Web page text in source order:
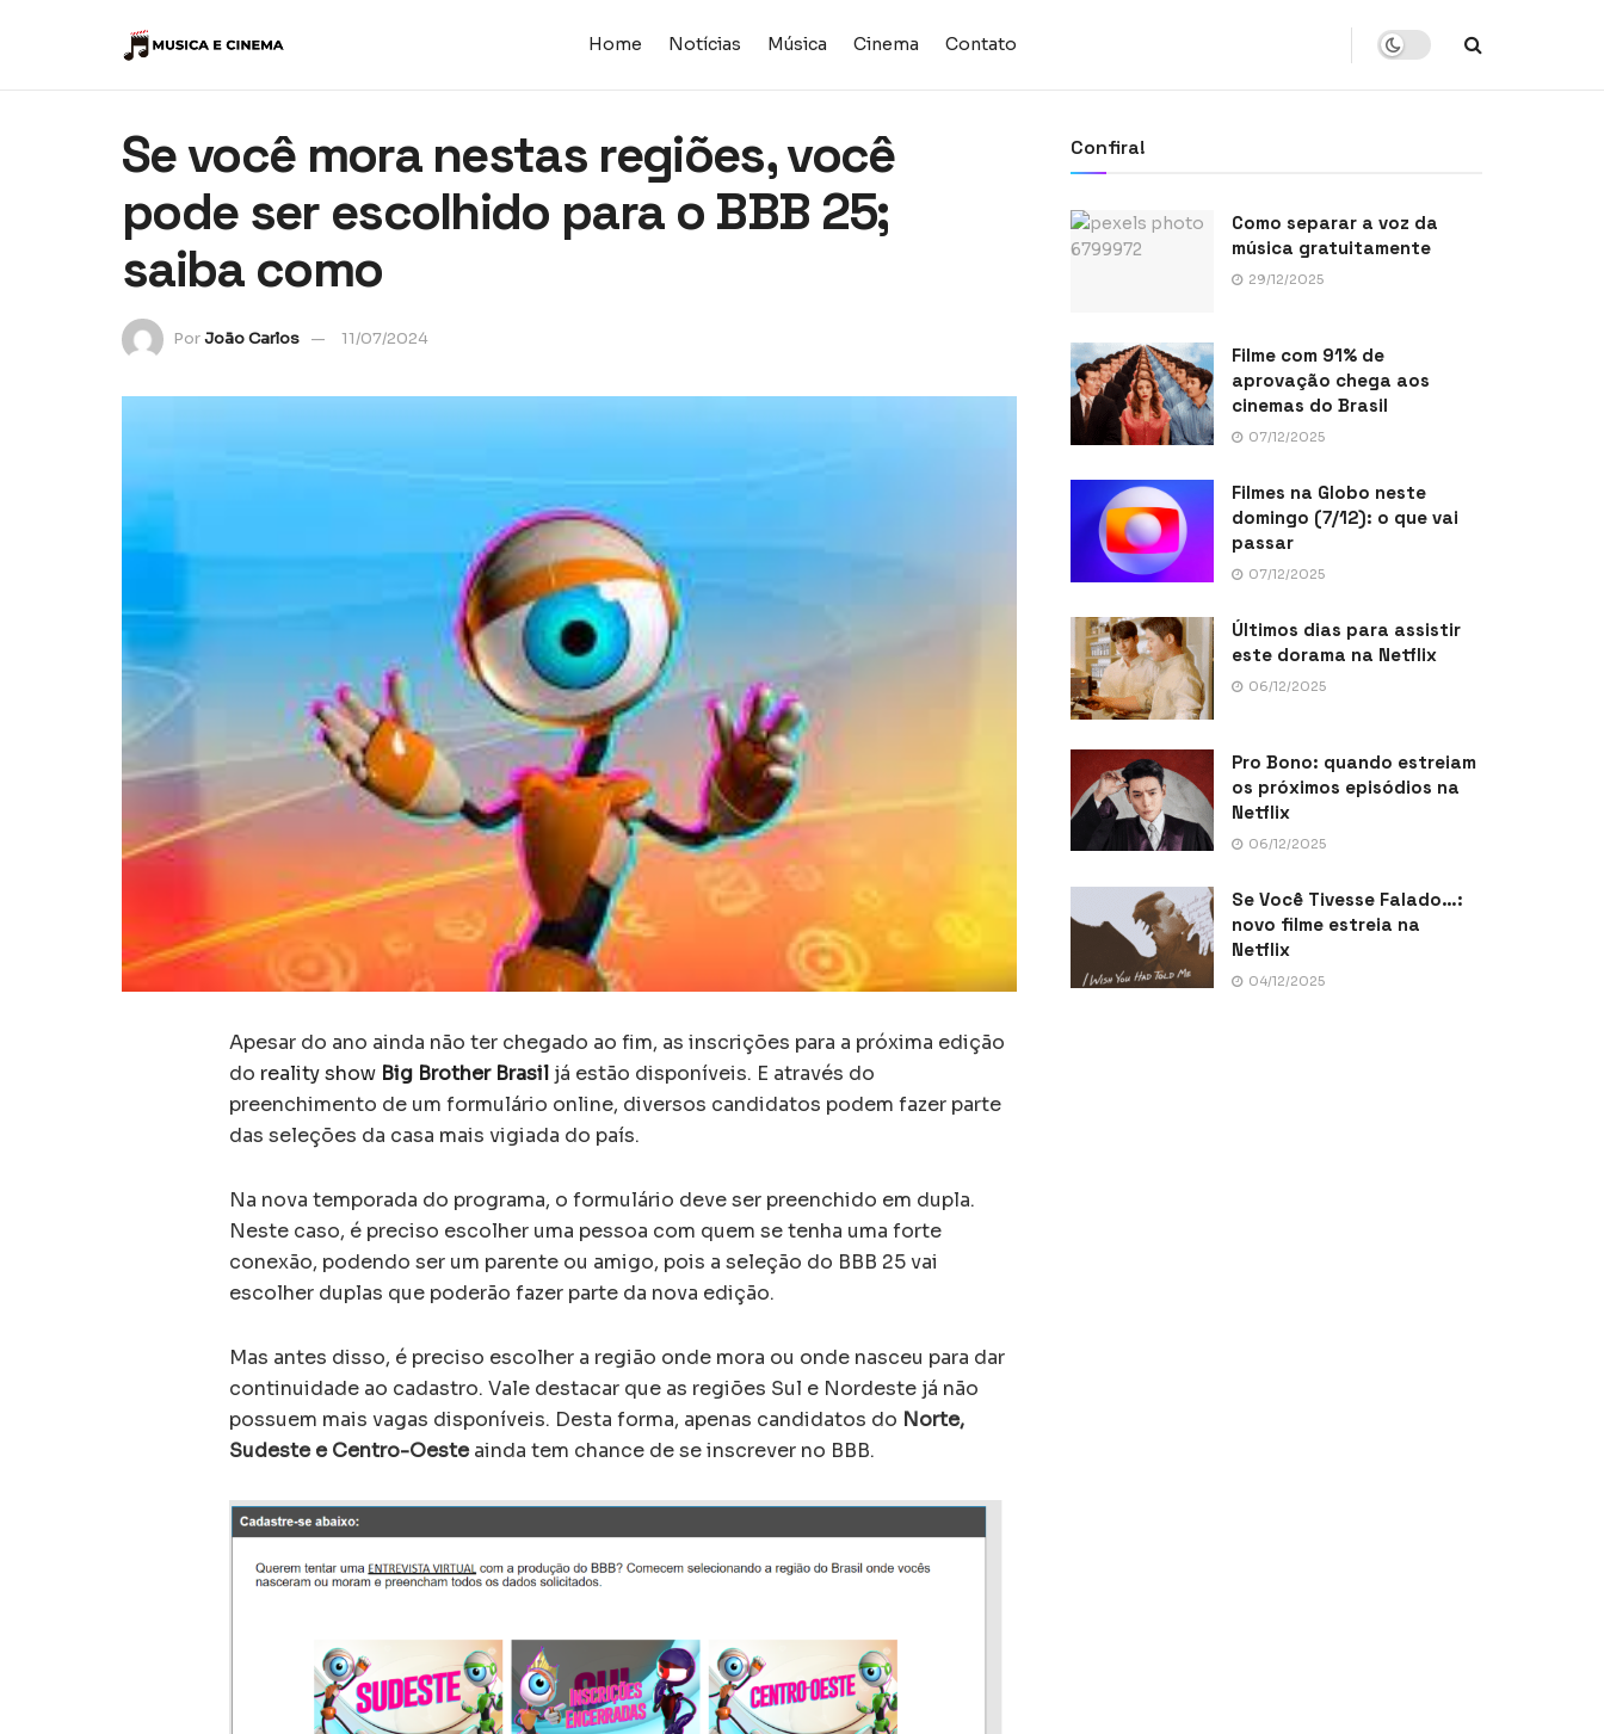
Home Notícias Música Cinema Contato
Se você mora nestas regiões, você
pode ser escolhido para o BBB 25;
saiba como
PorJoão Carlos 11/07/2024
Apesar do ano ainda não ter chegado ao fim, as inscrições para a próxima edição
do reality show Big Brother Brasil já estão disponíveis. E através do
preenchimento de um formulário online, diversos candidatos podem fazer parte
das seleções da casa mais vigiada do país.
Na nova temporada do programa, o formulário deve ser preenchido em dupla.
Neste caso, é preciso escolher uma pessoa com quem se tenha uma forte
conexão, podendo ser um parente ou amigo, pois a seleção do BBB 25 vai
escolher duplas que poderão fazer parte da nova edição.
Mas antes disso, é preciso escolher a região onde mora ou onde nasceu para dar
continuidade ao cadastro. Vale destacar que as regiões Sul e Nordeste já não
possuem mais vagas disponíveis. Desta forma, apenas candidatos do Norte,
Sudeste e Centro-Oesteainda tem chance de se inscrever no BBB.
Confira!
Como separar a voz da
música gratuitamente
29/12/2025
Filme com 91% de
aprovação chega aos
cinemas do Brasil
07/12/2025
Filmes na Globo neste
domingo (7/12): o que vai
passar
07/12/2025
Últimos dias para assistir
este dorama na Netflix
06/12/2025
Pro Bono: quando estreiam
os próximos episódios na
Netflix
06/12/2025
Se Você Tivesse Falado…:
novo filme estreia na
Netflix
04/12/2025